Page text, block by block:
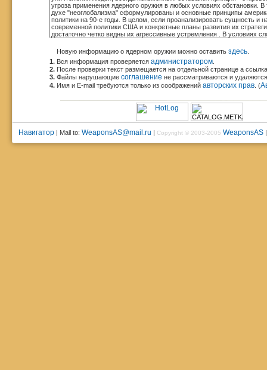
Новую информацию о ядерном оружии можно оставитьздесь
1. Вся информация проверяетсяадминистратором
2. После проверки текст размещается на отдельной странице а
3.Файлы нарушающиесоглашение не рассматриваются и
4. Имя и E-mail требуются только из соображенийавторских прав . (
Навигатор| Mail to: WeaponsAS@mail.ru | Copyright © 2003-2005 WeaponsAS